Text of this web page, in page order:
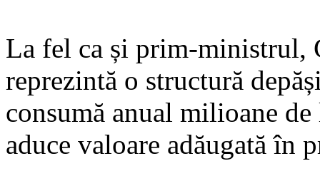
La fel ca și prim-ministrul,
reprezintă o structură
consumă anual milioane
aduce valoare adăugată în